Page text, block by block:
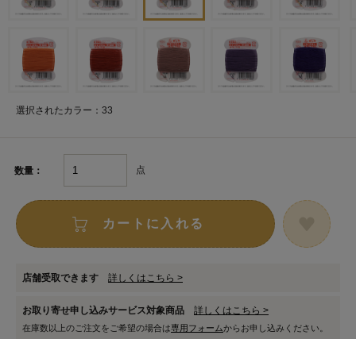
選択されたカラー：33
数量： 点
カートに入れる
店舗受取できます 詳しくはこちら >
お取り寄せ申し込みサービス対象商品 詳しくはこちら >
在庫数以上のご注文をご希望の場合は専用フォームからお申し込みください。